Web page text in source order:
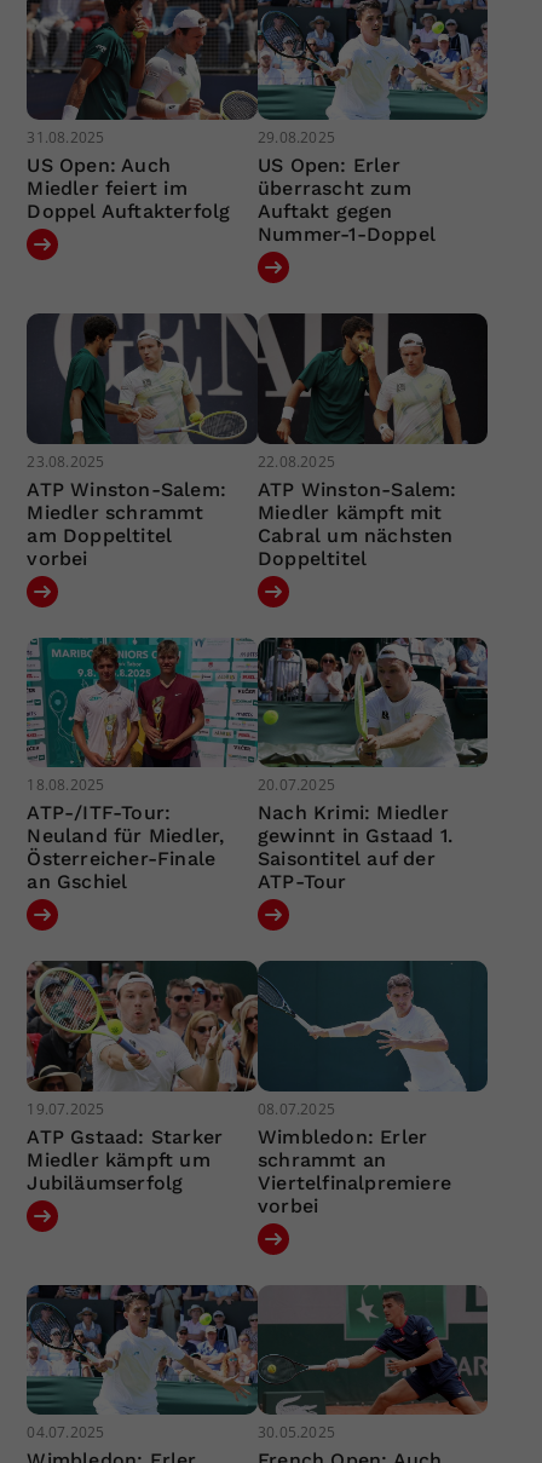
31.08.2025
US Open: Auch
Miedler feiert im
Doppel Auftakterfolg
29.08.2025
US Open: Erler
überrascht zum
Auftakt gegen
Nummer-1-Doppel
23.08.2025
ATP Winston-Salem:
Miedler schrammt
am Doppeltitel
vorbei
22.08.2025
ATP Winston-Salem:
Miedler kämpft mit
Cabral um nächsten
Doppeltitel
18.08.2025
ATP-/ITF-Tour:
Neuland für Miedler,
Österreicher-Finale
an Gschiel
20.07.2025
Nach Krimi: Miedler
gewinnt in Gstaad 1.
Saisontitel auf der
ATP-Tour
19.07.2025
ATP Gstaad: Starker
Miedler kämpft um
Jubiläumserfolg
08.07.2025
Wimbledon: Erler
schrammt an
Viertelfinalpremiere
vorbei
04.07.2025 30.05.2025